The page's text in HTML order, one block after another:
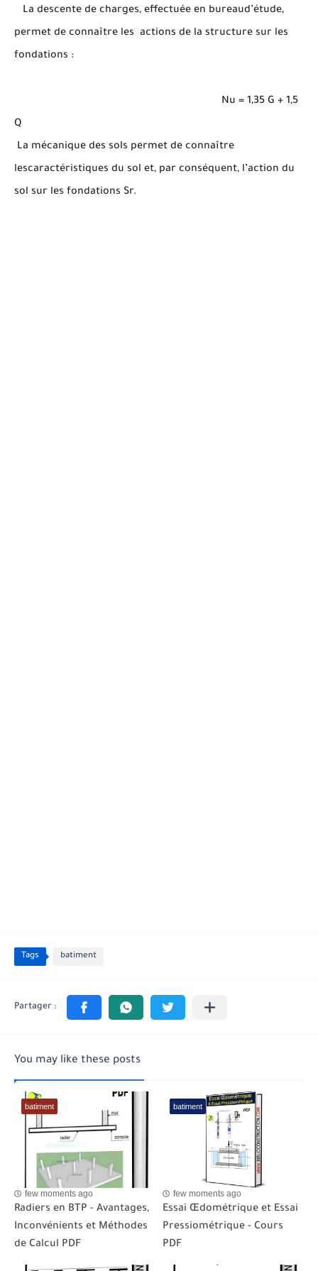
La descente de charges, effectuée en bureaud’étude,
permet de connaître les actions de la structure sur les
fondations :
Nu = 1,35 G + 1,5
Q
La mécanique des sols permet de connaître
lescaractéristiques du sol et, par conséquent, l’action du
sol sur les fondations Sr.
Tags batiment
You may like these posts
batiment
few moments ago
Radiers en BTP - Avantages,
Inconvénients et Méthodes
de Calcul PDF
batiment
few moments ago
Essai Œdométrique et Essai
Pressiométrique - Cours
PDF